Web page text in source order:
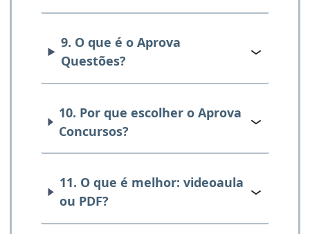
9. O que é o Aprova
Questões?
10. Por que escolher o Aprova
Concursos?
11. O que é melhor: videoaula
ou PDF?